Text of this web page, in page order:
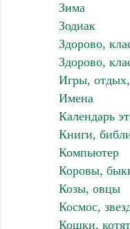
Зима
Зодиак
Здорово,
Здорово,
Игры,
Имена
Календарь
Книги,
Компьютер
Коровы,
Козы, овцы
Космос,
Кошки,